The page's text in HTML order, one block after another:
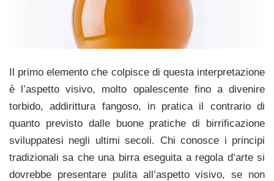
Il primo elemento che colpisce di questa interpretazione
è l’aspetto visivo, molto opalescente fino a divenire
torbido, addirittura fangoso, in pratica il contrario di
quanto previsto dalle buone pratiche di birrificazione
sviluppatesi negli ultimi secoli. Chi conosce i principi
tradizionali sa che una birra eseguita a regola d’arte si
dovrebbe presentare pulita all’aspetto visivo, se non